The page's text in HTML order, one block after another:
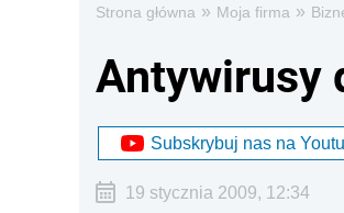
Strona główna » Moja firma »
Antywirusy
Subskrybuj nas na
19 stycznia 2009, 12:34